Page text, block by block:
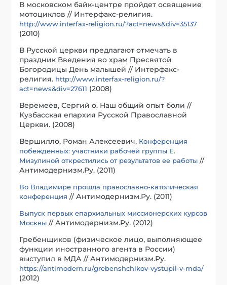
В московском байк-центре пройдет освящение
мотоциклов // Интерфакс-религия.
http://www.interfax-religion.ru/?act=news&div=35137
(2010)
В Русской церкви предлагают отмечать в
праздник Введения во храм Пресвятой
Богородицы День малышей // Интерфакс-
религия. http://www.interfax-religion.ru/?
act=news&div=27611 (2008)
Веремеев, Сергий о. Наш общий опыт боли //
Кузбасская епархия Русской Православной
Церкви. (2008)
Вершилло, Роман Алексеевич. Конференция
побежденных: участники рабочей группы Е.
Мизулиной открестились от результатов ее работы //
Антимодернизм.Ру. (2011)
Во Владимире прошла православно-католическая
конференция // Антимодернизм.Ру. (2011)
Выпуск первых епархиальных миссионерских курсов
Москвы // Антимодернизм.Ру. (2012)
Гребенщиков (физическое лицо, выполняющее
функции иностранного агента в России)
выступил в МДА // Антимодернизм.Ру.
https://antimodern.ru/grebenshchikov-vystupil-v-mda/
(2012)